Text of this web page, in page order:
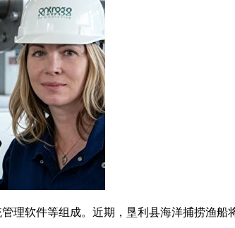
管理软件等组成。近期，垦利县海洋捕捞渔船